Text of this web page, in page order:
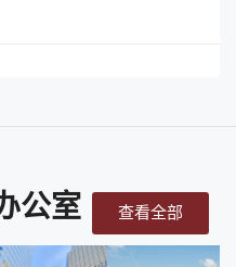
公室 查看全部